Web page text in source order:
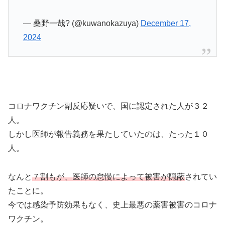
— 桑野一哉? (@kuwanokazuya) December 17,
2024
コロナワクチン副反応疑いで、国に認定された人が３２
人。
しかし医師が報告義務を果たしていたのは、たった１０
人。
なんと７割もが、医師の怠慢によって被害が隠蔽されてい
たことに。
今では感染予防効果もなく、史上最悪の薬害被害のコロナ
ワクチン。